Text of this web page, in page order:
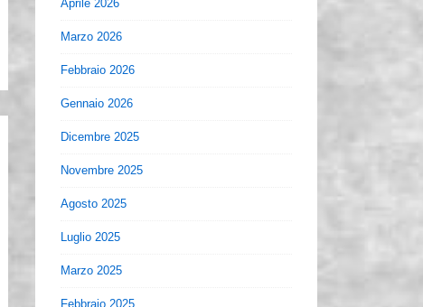
Aprile 2026
Marzo 2026
Febbraio 2026
Gennaio 2026
Dicembre 2025
Novembre 2025
Agosto 2025
Luglio 2025
Marzo 2025
Febbraio 2025